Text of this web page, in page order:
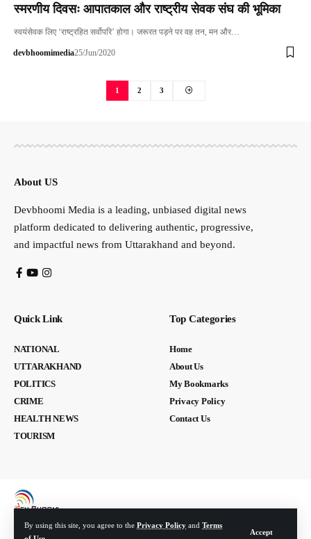
By using this site, you agree to the Privacy Policy and Terms
Accept
स्मरणीय दिवसः आपातकाल और राष्ट्रीय सेवक संघ की भूमिका
स्वयंसेवक लिए ‘राष्ट्रहित सर्वोपरि’ होगा। जरूरत पड़ने पर वह तन, मन और…
devbhoomimedia25/Jun/2020
1 2 3
About US
Devbhoomi Media is a leading, unbiased digital news
platform dedicated to delivering authentic, progressive,
and impactful news from Uttarakhand and beyond.
Quick Link
NATIONAL
UTTARAKHAND
POLITICS
CRIME
HEALTH NEWS
TOURISM
Top Categories
Home
About Us
My Bookmarks
Privacy Policy
Contact Us